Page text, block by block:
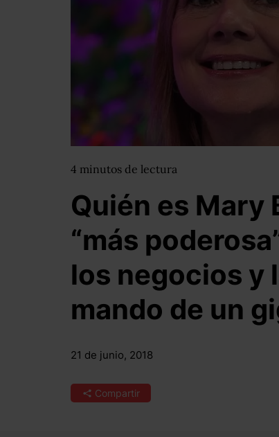
4 minutos de lectura
Quién es Mary
“más
los negocios y
mando de un
21 de junio, 2018
Compartir